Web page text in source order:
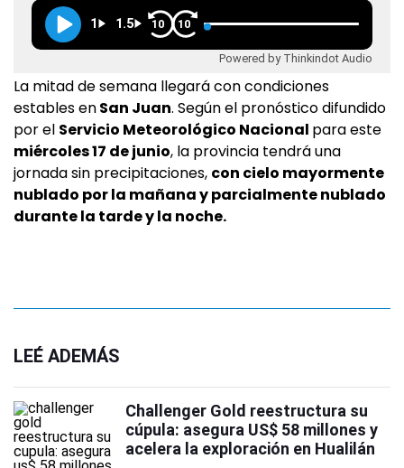
1 1.5 10 10
Powered by Thinkindot Audio
La mitad de semana llegará con condiciones
estables enSan Juan. Según el pronóstico difundido
por el Servicio Meteorológico Nacional para este
miércoles 17 de junio, la provincia tendrá una
jornada sin precipitaciones, con cielo mayormente
nublado por la mañana y parcialmente nublado
durante la tarde y la noche.
LEÉ ADEMÁS
Challenger Gold reestructura su
cúpula: asegura US$ 58 millones y
acelera la exploración en Hualilán